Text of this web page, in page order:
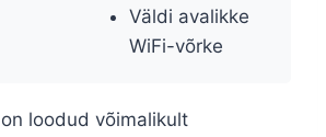
Väldi avalikke
WiFi-võrke
loodud võimalikult